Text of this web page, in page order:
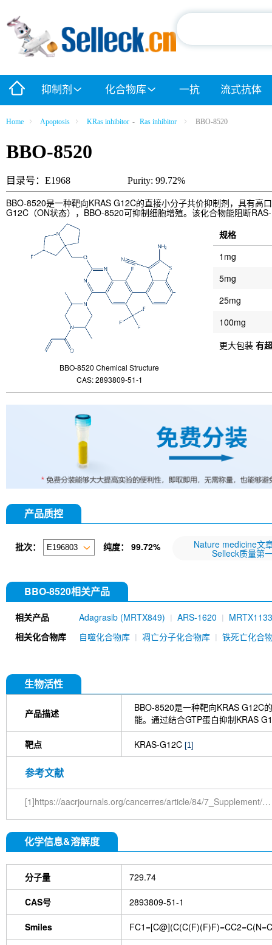
抑制剂 化合物库 一抗 流式抗体
Home Apoptosis KRas inhibitor - Ras inhibitor BBO-8520
BBO-8520
目录号：E1968 Purity: 99.72%
BBO-8520是一种靶向KRAS G12C的直接小分子共价抑制剂，具有高
G12C（ON状态），BBO-8520可抑制细胞增殖。该化合物能阻断
BBO-8520 Chemical Structure
CAS: 2893809-51-1
规格
1mg
5mg
25mg
100mg
更大包装 有
产品质控
批次： 纯度： 99.72% Nature medicine文
Selleck质量第
BBO-8520相关产品
相关产品 Adagrasib (MRTX849) ARS-1620
MRTX1133
443)
RMC-6291 (Elironrasib) HRS-4642
相关化合物库 自噬化合物库 凋亡分子化合物库 铁死亡化合
生物活性
产品描述
BBO-8520是一种靶向KRAS G12C
能。通过结合GTP蛋白抑制KRAS
靶点 KRAS-G12C [1]
参考文献
[1]https://aacrjournals.org/cancerres/article/84/7_Supplement/ND07/742758
化学信息&溶解度
分子量 729.74
CAS号 2893809-51-1
Smiles